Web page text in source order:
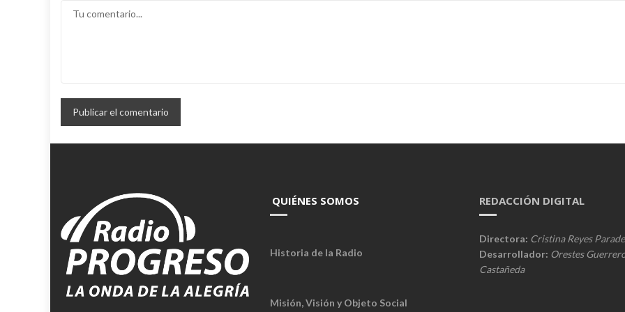
QUIÉNES SOMOS
Historia de la Radio
Misión, Visión y Objeto Social
REDACCIÓN DIGITAL
Directora: Cristina Reyes
Desarrollador: Orestes
Castañeda